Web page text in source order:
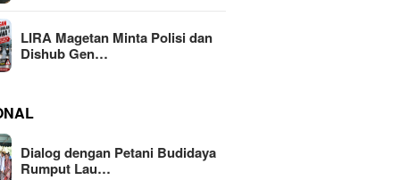
LIRA Magetan Minta Polisi dan
Dishub Gen…
Dialog dengan Petani Budidaya
Rumput Lau…